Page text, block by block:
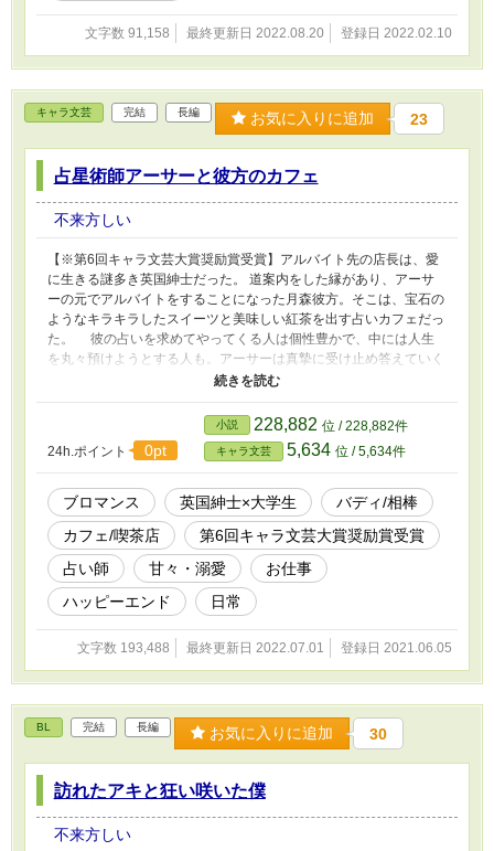
文字数 91,158 最終更新日 2022.08.20 登録日 2022.02.10
キャラ文芸 完結 長編 お気に入りに追加 23
占星術師アーサーと彼方のカフェ
不来方しい
【※第6回キャラ文芸大賞奨励賞受賞】アルバイト先の店長は、愛
に生きる謎多き英国紳士だった。 道案内をした縁があり、アーサ
ーの元でアルバイトをすることになった月森彼方。そこは、宝石の
ようなキラキラしたスイーツと美味しい紅茶を出す占いカフェだっ
た。 彼の占いを求めてやってくる人は個性豊かで、中には人生
を丸々預けようとする人も。アーサーは真摯に受け止め答えていく
が、占いは種も仕掛けもあると言う。 ──私は、愛に生きる人なの
です。 彼はなぜ日本へやってきたのか。家族との確執、占いと彼
の関係、謎に満ちた正体とは。 英国紳士×大学生＆カフェ×占星
術のバディブロマンス！
24h.ポイント
0pt
小説 228,882 位 / 228,882件
キャラ文芸 5,634 位 / 5,634件
ブロマンス 英国紳士×大学生
バディ/相棒
カフェ/喫茶店
第6回キャラ文芸大賞奨励賞受賞
占い師
甘々・溺愛
お仕事
ハッピーエンド
日常
文字数 193,488 最終更新日 2022.07.01 登録日 2021.06.05
BL 完結 長編 お気に入りに追加 30
訪れたアキと狂い咲いた僕
不来方しい